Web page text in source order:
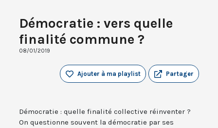
Démocratie : vers quelle
finalité commune ?
08/01/2019
Partager
Ajouter à ma playlist
Démocratie : quelle finalité collective réinventer ?
On questionne souvent la démocratie par ses